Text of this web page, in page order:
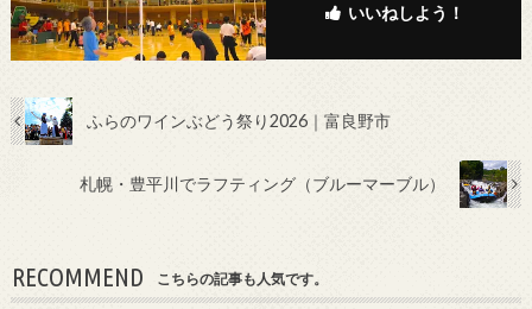
いいねしよう！
ふらのワインぶどう祭り2026｜富良野市
札幌・豊平川でラフティング（ブルーマーブル）
RECOMMEND こちらの記事も人気です。